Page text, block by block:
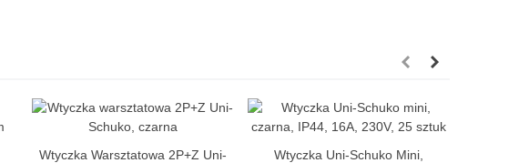
Pokaż
Wtyczka Warsztatowa 2P+Z Uni-
Pokaż
Wtyczka Uni-Schuko Mini,